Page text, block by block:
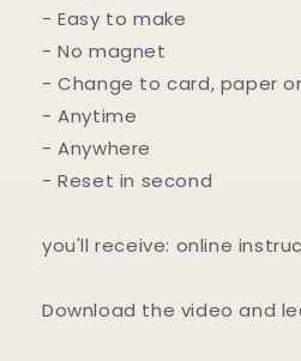
- Easy to make
- No magnet
- Change to card, paper
- Anytime
- Anywhere
- Reset in second
you'll receive: online
Download the video and